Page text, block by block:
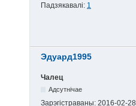
Падзякавалі: 1
Эдуард1995
Чалец
Адсутнічае
Зарэгістраваны: 2016-02-28